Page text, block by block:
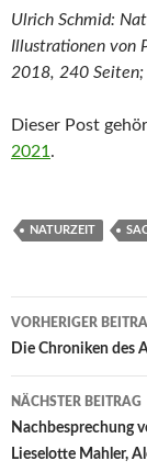
Ulrich Schmid:
Illustrationen von
2018, 240 Seiten;
Dieser Post
2021 .
NATURZEIT
VORHERIGER
Die Chroniken des
NÄCHSTER BEITRAG
Nachbesprechung
Lieselotte Mahler,